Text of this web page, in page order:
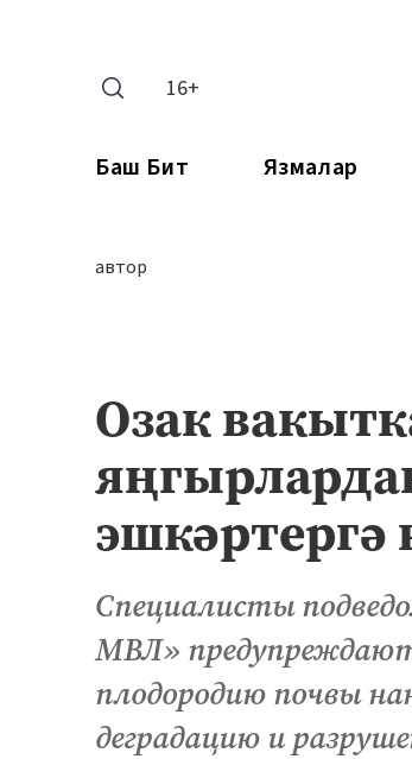
16+
Баш Бит Язмалар
автор
Озак
эшкәртергә
Специалисты
МВЛ»
плодородию почвы
деградацию и